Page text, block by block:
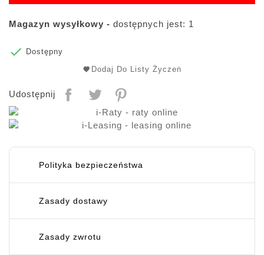
Magazyn wysyłkowy - dostępnych jest: 1

Dostępny
Dodaj Do Listy Życzeń
Udostępnij
Polityka bezpieczeństwa
Zasady dostawy
Zasady zwrotu